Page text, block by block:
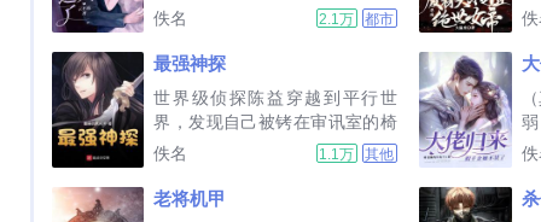
想到一下山就遇到了个金大腿，
手功德翻倍，能花的钱也越来越
了！众人发现，冷漠无情的贺三
爷身边忽然出现了一个软乎乎的
小姑娘，...
佚名 2.1万 都市
最强神探
世界级侦探陈益穿越到平行世
界，发现自己被铐在审讯室的椅
子上。他首先要做的，是洗脱自
件，无法言喻的人心。从嫌疑人
佚名 1.1万 其他
老将机甲